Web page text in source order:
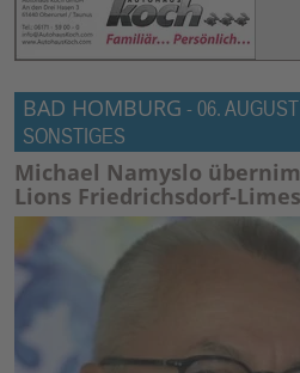
BAD HOMBURG - 06.
SONSTIGES
Michael Namyslo
Lions Friedrichsdorf-Limes